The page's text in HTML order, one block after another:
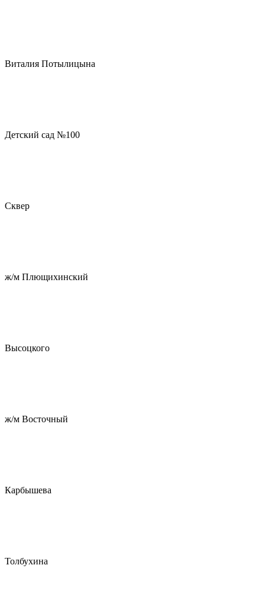
Виталия Потылицына
Детский сад №100
Сквер
ж/м Плющихинский
Высоцкого
ж/м Восточный
Карбышева
Толбухина